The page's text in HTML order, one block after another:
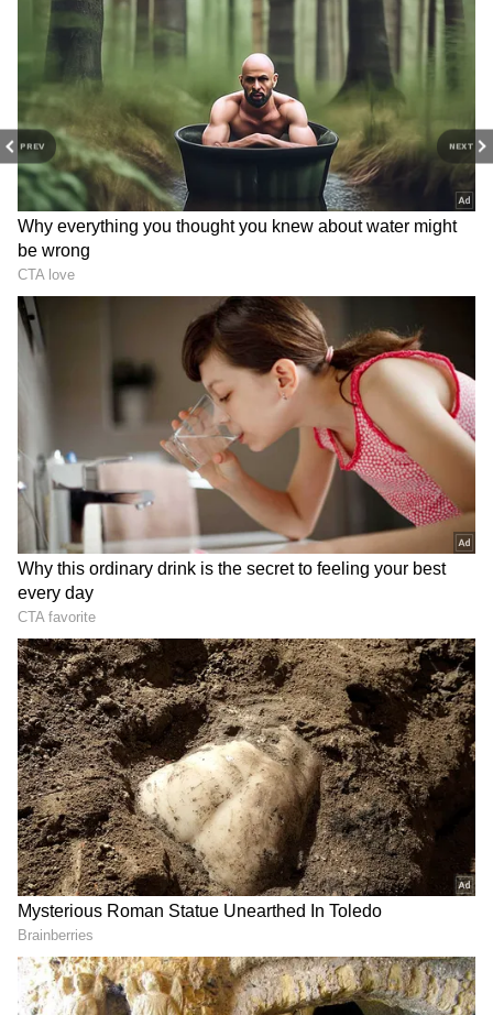
PREV NEXT
36 ఏళ్ల క్రితం మాదాపూర్‌లో గజం
ధ‌ర ఎంత ఉండేదో తెలుసా? లక్ష
పెట్టుడి పెట్టుంటే, నేడు
కోటీశ్వ‌రుల‌య్యేవారు
బంగాళాఖాతంలో
అల్పపీడనం...ఇక ఏపీలో దంచుడే
Heavy Rain Alert :
బంగాళాఖాతంలో అల్పపీడనం..
ఈ ఆంధ్రా జిల్లాలకు రెడ్ అలర్ట్,
రెండ్రోజులు కుండపోత వర్షాలే
హైద‌రాబాద్‌లోని సుచిత్ర స‌ర్కిల్‌కు
ఆ పేరు ఎలా వ‌చ్చిందో తెలుసా.?
LATEST VIDEOS
గుజరాత్‌లో వింత ఘటన అలల్లా ఎగసి
పడుతున్న బావి నీళ్లు | Virparada village |
Gujarat mysterious well
బంగాళాఖాతంలో అల్పపీడనం...ఇక ఏపీలో
దంచుడే | Asianet News Telugu